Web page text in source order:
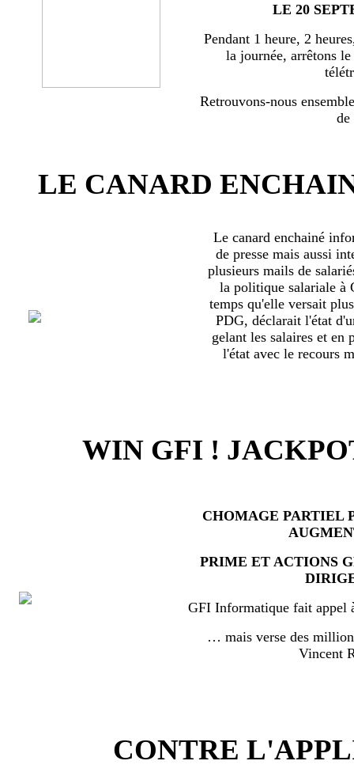
LE 20
Pendant 1 heure, 2
la journée, arrêtons
Retrouvons-nous
de
LE CANARD
Le canard enchainé
de presse mais aussi
plusieurs mails de
la politique salariale à
temps qu'elle versait
PDG, déclarait l'état
gelant les salaires et en
l'état avec le recours
WIN GFI !
CHOMAGE PARTIEL
PRIME ET ACTIONS
GFI Informatique fait appel
… mais verse des
Vincent
CONTRE